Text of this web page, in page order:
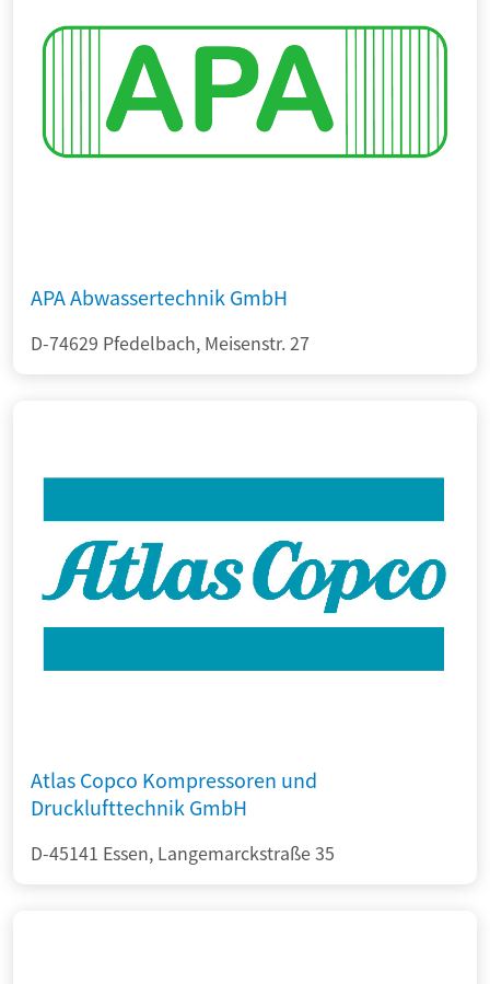
APA Abwassertechnik GmbH
D-74629 Pfedelbach, Meisenstr. 27
Atlas Copco Kompressoren und
Drucklufttechnik GmbH
D-45141 Essen, Langemarckstraße 35